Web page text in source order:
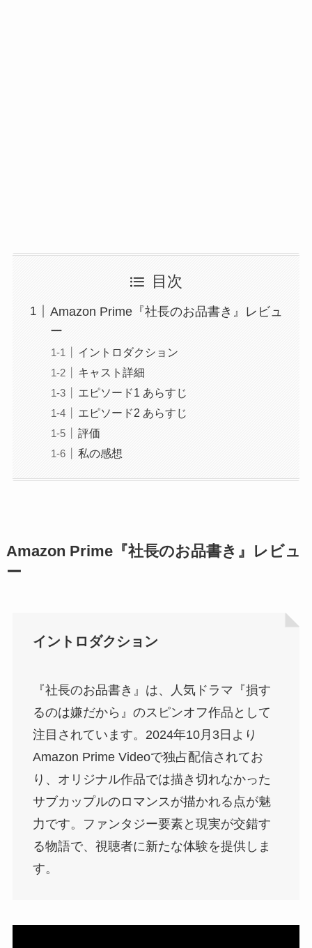
目次
Amazon Prime『社長のお品書き』レビュ
ー
イントロダクション
キャスト詳細
エピソード1 あらすじ
エピソード2 あらすじ
評価
私の感想
Amazon Prime『社長のお品書き』レビュ
ー
イントロダクション
『社長のお品書き』は、人気ドラマ『損す
るのは嫌だから』のスピンオフ作品として
注目されています。2024年10月3日より
Amazon Prime Videoで独占配信されてお
り、オリジナル作品では描き切れなかった
サブカップルのロマンスが描かれる点が魅
力です。ファンタジー要素と現実が交錯す
る物語で、視聴者に新たな体験を提供しま
す。